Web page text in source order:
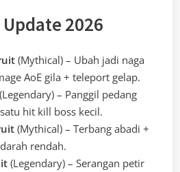
2026
(Mythical) – Ubah jadi naga
AoE gila + teleport gelap.
(Legendary) – Panggil pedang
hit kill boss kecil.
(Mythical) – Terbang abadi +
rendah.
(Legendary) – Serangan petir